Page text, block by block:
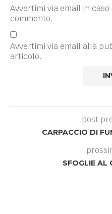
Avvertimi via email in
commento.
Avvertimi via email alla
articolo.
post
CARPACCIO DI
SFOGLIE AL